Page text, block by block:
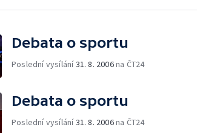
Debata o sportu
Poslední vysílání31. 8. 2006na ČT24
Debata o sportu
Poslední vysílání31. 8. 2006na ČT24